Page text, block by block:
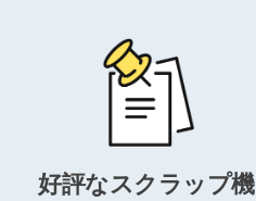
好評なスクラップ機